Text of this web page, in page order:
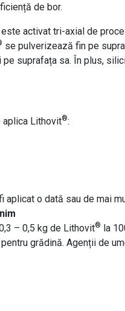
de bor.
activat tri-axial de
se pulverizează fin pe
pe suprafața sa. În plus,
aplica Lithovit®:
aplicat o dată sau de mai
– 0,5 kg de Lithovit® la
grădină. Agenții de